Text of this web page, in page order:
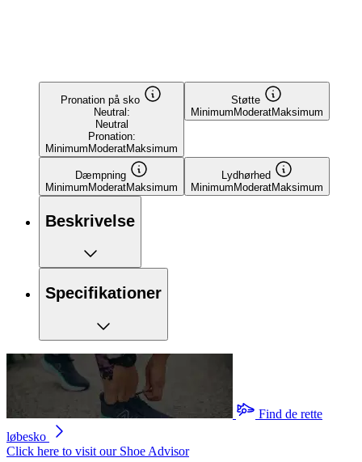
Pronation på sko
Neutral:
Neutral
Pronation:
Minimum ModeratMaksimum
Støtte
Minimum ModeratMaksimum
Dæmpning
Minimum ModeratMaksimum
Lydhørhed
Minimum ModeratMaksimum
Beskrivelse
Specifikationer
Find de rette
løbesko
Click here to visit our Shoe Advisor